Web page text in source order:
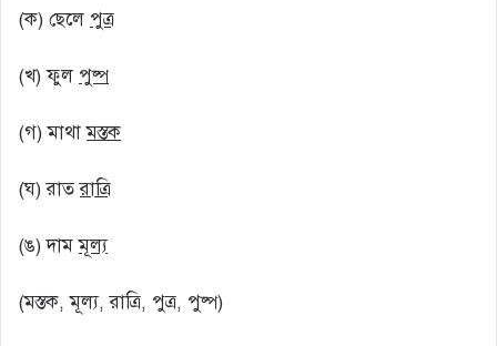
(ক) ছেলে পুত্র
(খ) ফুল পুষ্প
(গ) মাথামস্তক
(ঘ) রাতরাত্রি
(ঙ) দামমূল্য
(মস্তক, মূল্য, রাত্রি, পুত্র, পুষ্প)